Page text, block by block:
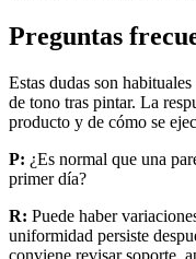
Preguntas
Estas dudas son
de tono tras pintar. La
producto y de cómo se
P: ¿Es normal que una
primer día?
R: Puede haber
uniformidad persiste
conviene revisar soporte,